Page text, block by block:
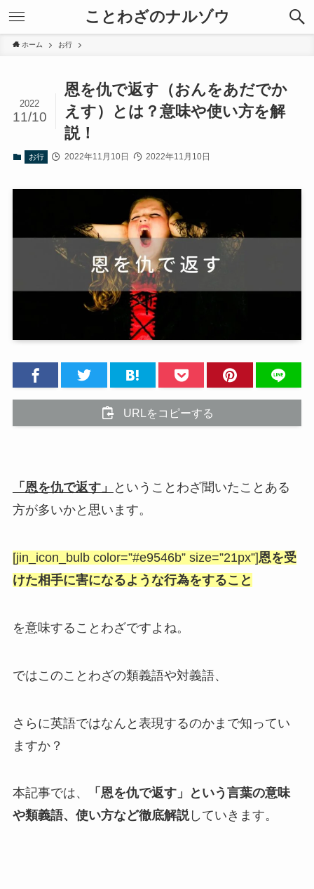
ことわざのナルゾウ
ホーム お行
恩を仇で返す（おんをあだでか
えす）とは？意味や使い方を解
説！
2022
11/10
お行 2022年11月10日 2022年11月10日
URLをコピーする
「恩を仇で返す」
ということわざ聞いたことある
方が多いかと思います。
[jin_icon_bulb color=”#e9546b” size=”21px”]恩を受
けた相手に害になるような行為をすること
を意味することわざですよね。
ではこのことわざの類義語や対義語、
さらに英語ではなんと表現するのかまで知ってい
ますか？
本記事では、
「恩を仇で返す」という言葉の意味
や類義語、使い方など徹底解説していきます。